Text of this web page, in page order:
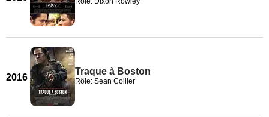
2016
Traque à Boston
Rôle: Sean Collier